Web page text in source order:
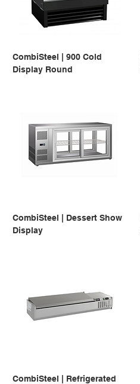
CombiSteel | 900 Cold
Display Round
CombiSteel | Dessert Show
Display
CombiSteel | Refrigerated